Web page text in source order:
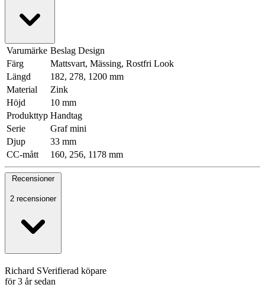
Varumärke Beslag Design
Färg
Mattsvart, Mässing, Rostfri Look
Längd
182, 278, 1200 mm
Material
Zink
Höjd
10 mm
Produkttyp Handtag
Serie
Graf mini
Djup
33 mm
CC-mått
160, 256, 1178 mm
Recensioner
2 recensioner
Richard SVerifierad köpare
för 3 år sedan